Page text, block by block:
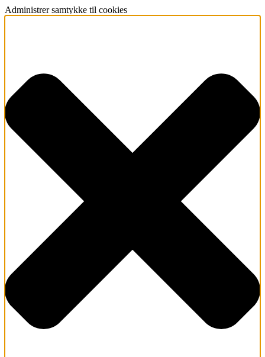
Administrer samtykke til cookies